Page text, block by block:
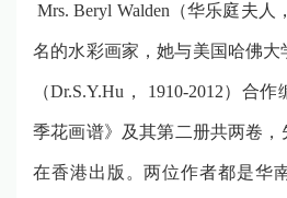
Mrs. Beryl Walden（华乐庭夫人
名的水彩画家，她与美国哈佛
（Dr.S.Y.Hu， 1910-2012）合
季花画谱》及其第二册共两卷，
在香港出版。两位作者都是华